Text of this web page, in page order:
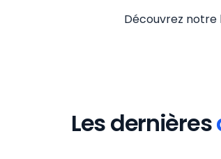
Découvrez notre
Les dernières